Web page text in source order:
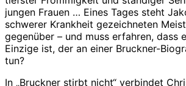
jungen Frauen … Eines Tages steht
schwerer Krankheit gezeichneten
gegenüber – und muss erfahren, dass
Einzige ist, der an einer Bruckner-
tun?
In „Bruckner stirbt nicht“ verbindet